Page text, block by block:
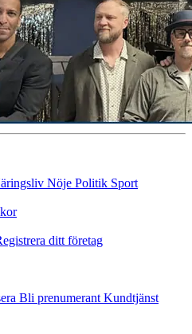
Nöje Politik Sport
ditt företag
Bli prenumerant Kundtjänst